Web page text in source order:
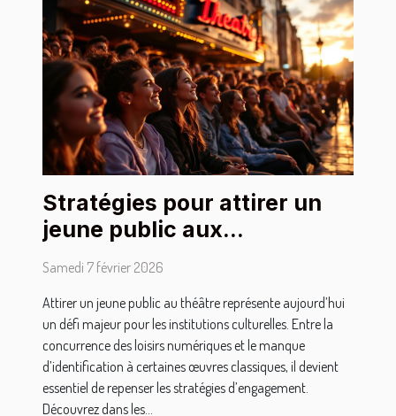
Stratégies pour attirer un
jeune public aux
représentations théâtrales
Samedi 7 février 2026
Attirer un jeune public au théâtre représente aujourd’hui
un défi majeur pour les institutions culturelles. Entre la
concurrence des loisirs numériques et le manque
d’identification à certaines œuvres classiques, il devient
essentiel de repenser les stratégies d’engagement.
Découvrez dans les...